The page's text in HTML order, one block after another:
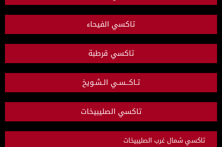
تاكسي الفيحاء
تاكسي قرطبة
تـاكــسـي الـشـويخ
تاكسي الصليبيخات
تاكسي شمال غرب الصليبيخات